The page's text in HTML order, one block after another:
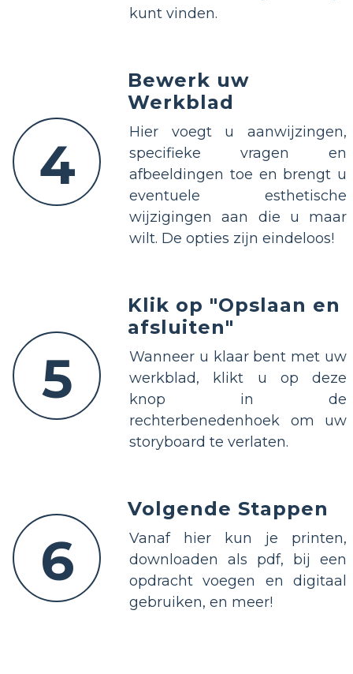
kunt vinden.
4
Bewerk uw
Werkblad
Hier voegt u aanwijzingen,
specifieke vragen en
afbeeldingen toe en brengt u
eventuele esthetische
wijzigingen aan die u maar
wilt. De opties zijn eindeloos!
5
Klik op "Opslaan en
afsluiten"
Wanneer u klaar bent met uw
werkblad, klikt u op deze
knop in de
rechterbenedenhoek om uw
storyboard te verlaten.
6
Volgende Stappen
Vanaf hier kun je printen,
downloaden als pdf, bij een
opdracht voegen en digitaal
gebruiken, en meer!